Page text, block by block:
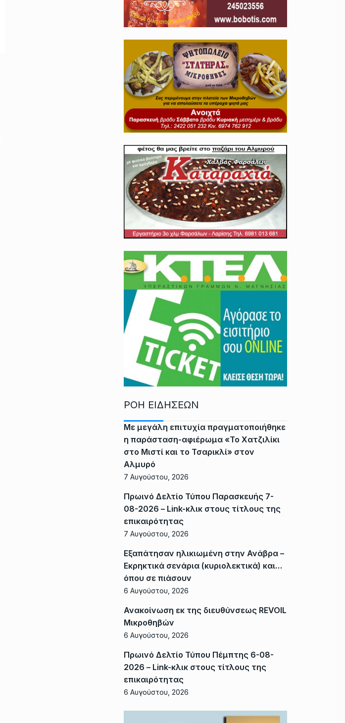
ΡΟΗ ΕΙΔΗΣΕΩΝ
Με μεγάλη επιτυχία πραγματοποιήθηκε
η παράσταση-αφιέρωμα «Το Χατζιλίκι
στο Μιστί και το Τσαρικλί» στον
Αλμυρό
7 Αυγούστου, 2026
Πρωινό Δελτίο Τύπου Παρασκευής 7-
08-2026 – Link-κλικ στους τίτλους της
επικαιρότητας
7 Αυγούστου, 2026
Εξαπάτησαν ηλικιωμένη στην Ανάβρα –
Εκρηκτικά σενάρια (κυριολεκτικά) και…
όπου σε πιάσουν
6 Αυγούστου, 2026
Ανακοίνωση εκ της διευθύνσεως REVOIL
Μικροθηβών
6 Αυγούστου, 2026
Πρωινό Δελτίο Τύπου Πέμπτης 6-08-
2026 – Link-κλικ στους τίτλους της
επικαιρότητας
6 Αυγούστου, 2026